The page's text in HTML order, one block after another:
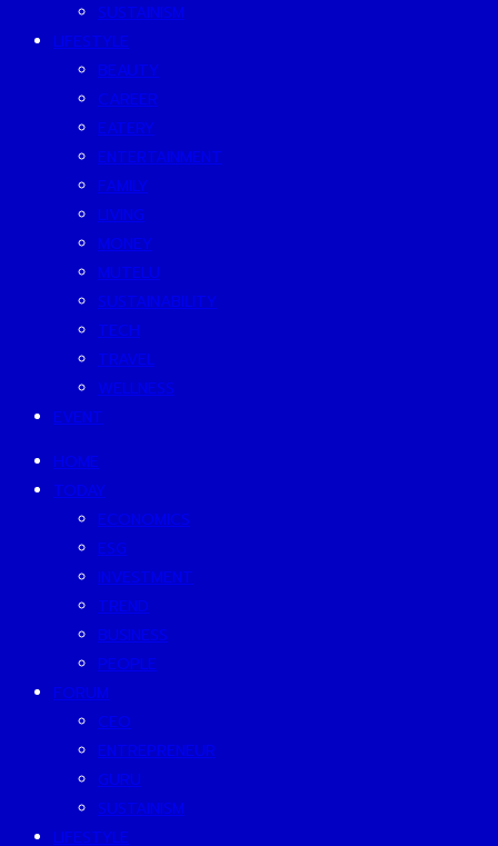
SUSTAINISM
LIFESTYLE
BEAUTY
CAREER
EATERY
ENTERTAINMENT
FAMILY
LIVING
MONEY
MUTELU
SUSTAINABILITY
TECH
TRAVEL
WELLNESS
EVENT
HOME
TODAY
ECONOMICS
ESG
INVESTMENT
TREND
BUSINESS
PEOPLE
FORUM
CEO
ENTREPRENEUR
GURU
SUSTAINISM
LIFESTYLE